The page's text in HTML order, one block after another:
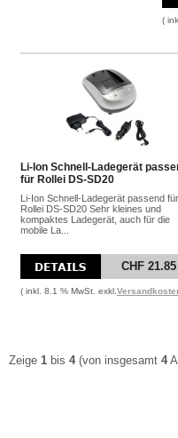
(
Li-Ion Schnell-Ladegerät
für Rollei DS-SD20
Li-Ion Schnell-Ladegerät passend für
Rollei DS-SD20 Sehr kleines und
kompaktes Ladegerät, auch für die
mobile La...
CHF 21.85
( inkl. 8.1 % MwSt. exkl.
Zeige 1 bis 4(von insgesamt 4